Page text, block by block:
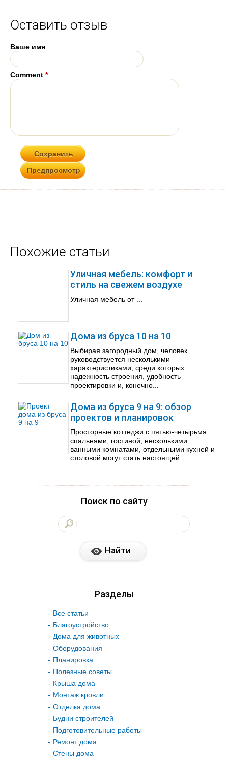
Оставить отзыв
Ваше имя
Comment *
Похожие статьи
Уличная мебель: комфорт и
стиль на свежем воздухе
Уличная мебель от ...
Дома из бруса 10 на 10
Выбирая загородный дом, человек
руководствуется несколькими
характеристиками, среди которых
надежность строения, удобность
проектировки и, конечно...
Дома из бруса 9 на 9: обзор
проектов и планировок
Просторные коттеджи с пятью-четырьмя
спальнями, гостиной, несколькими
ванными комнатами, отдельными кухней и
столовой могут стать настоящей...
Поиск по сайту
Разделы
Все статьи
Благоустройство
Дома для животных
Оборудования
Планировка
Полезные советы
Крыша дома
Монтаж кровли
Отделка дома
Будни строителей
Подготовительные работы
Ремонт дома
Стены дома